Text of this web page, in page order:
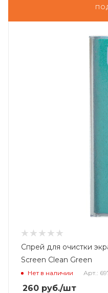
Спрей для очистки
Screen Clean Green
Нет в наличии Арт.:
260 руб./шт